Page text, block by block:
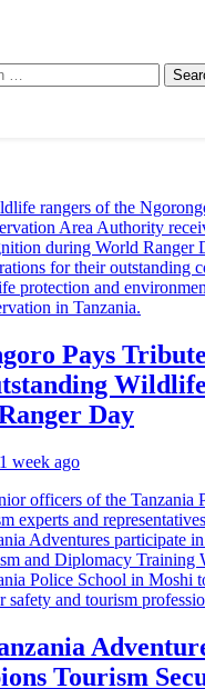
Pays
Day
1 week ago
Tourism